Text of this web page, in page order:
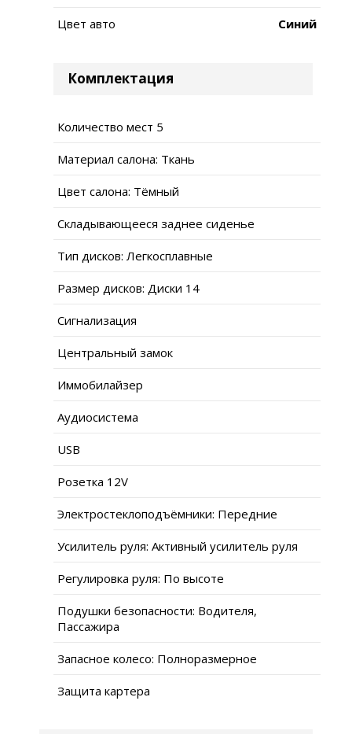
Цвет авто Синий
Комплектация
Количество мест 5
Материал салона: Ткань
Цвет салона: Тёмный
Складывающееся заднее сиденье
Тип дисков: Легкосплавные
Размер дисков: Диски 14
Сигнализация
Центральный замок
Иммобилайзер
Аудиосистема
USB
Розетка 12V
Электростеклоподъёмники: Передние
Усилитель руля: Активный усилитель руля
Регулировка руля: По высоте
Подушки безопасности: Водителя,
Пассажира
Запасное колесо: Полноразмерное
Защита картера